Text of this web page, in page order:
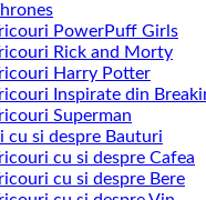
PowerPuff Girls
Rick and Morty
Harry Potter
Inspirate din
Superman
cu si despre Bauturi
cu si despre Cafea
cu si despre Bere